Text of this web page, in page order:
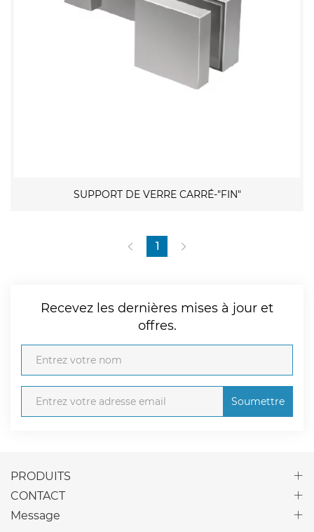
SUPPORT DE VERRE CARRÉ-"FIN"
1
Recevez les dernières mises à jour et
offres.
Soumettre
PRODUITS
CONTACT
Message